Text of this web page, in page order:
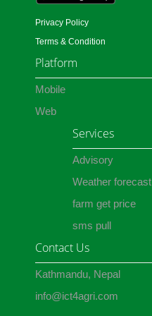
Privacy Policy
Terms & Condition
Platform
Mobile
Web
Services
Advisory
Weather forecast
farm get price
sms pull
Contact Us
Kathmandu, Nepal
info@ict4agri.com